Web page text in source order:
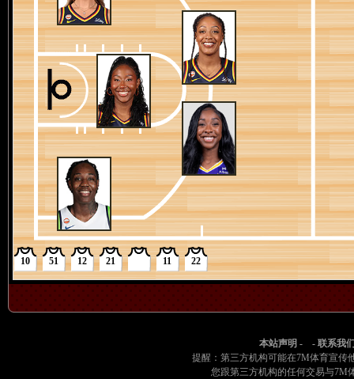
4节 06:08
75-67
娜塔莎-霍华德抢到篮板
4节 06:11
75-67
阿齐亚哈-詹姆斯3分投篮失败
4节 06:24
75-67
索菲-坎宁安传球失误，被佩奇-布克尔斯抢断
4节 06:26
75-67
索菲-坎宁安抢到篮板
4节 06:29
75-67
娜塔莎-霍华德中距离跳投失败
4节 06:47
75-67
阿齐亚哈-詹姆斯无球犯规
4节 06:47
75-67
狂热抢到篮板
4节 06:47
75-67
海莉-琼斯带球上篮失败
4节 07:07
75-67
阿莉娅-波士顿失误，运球出界
4节 07:25
75-67
海莉-琼斯(1罚)第1罚命中
4节 07:25
75-66
阿莉娅-波士顿投篮犯规
4节 07:25
75-66
海莉-琼斯空切上篮得分，佩奇-布克尔斯助攻
4节 07:44
75-64
阿里-麦克唐纳3分投篮得分，莱克西-赫尔助攻
4节 08:08
72-64
克洛伊-毕比替换阿里-麦克唐纳
4节 08:08
72-64
科尔逊替换娜塔莎-霍华德
科尔逊传球失误，被J.J. 奎纳利抢断
索菲-坎宁安抢到篮板
10 51 12 21 11 22
本站声明 - - 联系我
提醒：第三方机构可能在7M体育宣传
您跟第三方机构的任何交易与7M